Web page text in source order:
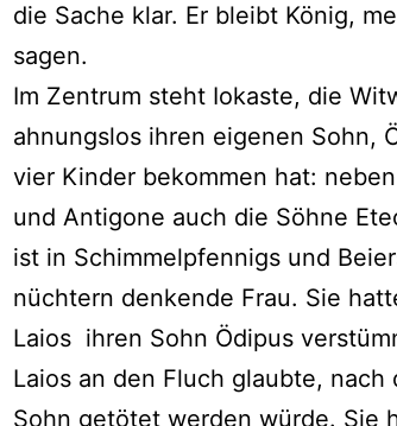
die Sache klar. Er bleibt König,
sagen.
Im Zentrum steht Iokaste, die
ahnungslos ihren eigenen Sohn,
vier Kinder bekommen hat:
und Antigone auch die Söhne
ist in Schimmelpfennigs und
nüchtern denkende Frau. Sie
Laios ihren Sohn Ödipus
Laios an den Fluch glaubte,
Sohn getötet werden würde. Sie